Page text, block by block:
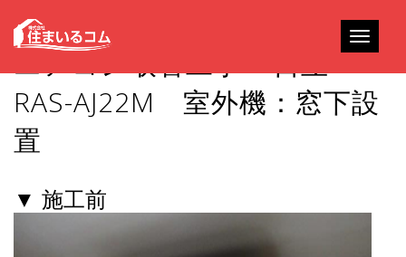
Toggle
エアコン取替工事 – 日立
RAS-AJ22M 室外機：窓下設
置
▼ 施工前